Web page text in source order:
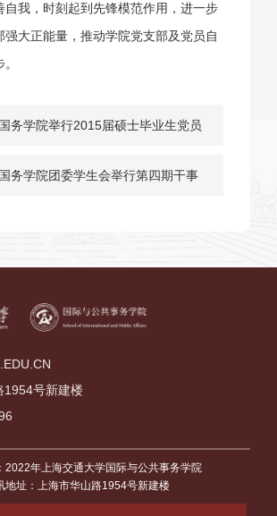
自我，时刻起到先锋模范作用，进一步
强大正能量，推动学院党支部及党员自
国务学院举行2015届硕士毕业生党员
远航教育大会
国务学院团委学生会举行第四期干事
1954号新建楼
2022年上海交通大学国际与公共事务学院
地址：上海市华山路1954号新建楼